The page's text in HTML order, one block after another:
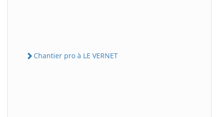
Chantier pro à LE VERNET